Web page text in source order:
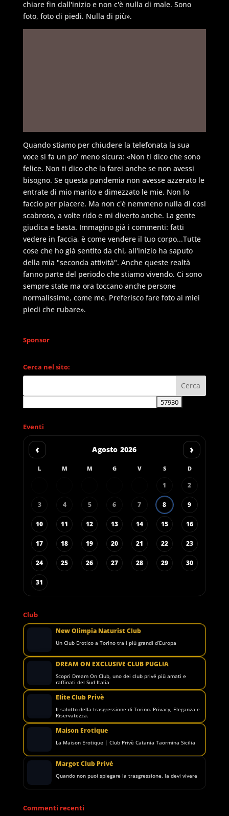
chiare fin dall'inizio e non c'è nulla di male. Sono
foto, foto di piedi. Nulla di più».
Quando stiamo per chiudere la telefonata la sua
voce si fa un po’ meno sicura: «Non ti dico che sono
felice. Non ti dico che lo farei anche se non avessi
bisogno. Se questa pandemia non avesse azzerato le
entrate di mio marito e dimezzato le mie. Non lo
faccio per piacere. Ma non c'è nemmeno nulla di così
scabroso, a volte rido e mi diverto anche. La gente
giudica e basta. Immagino già i commenti: fatti
vedere in faccia, è come vendere il tuo corpo...Tutte
cose che ho già sentito da chi, all'inizio ha saputo
della mia "seconda attività". Anche queste realtà
fanno parte del periodo che stiamo vivendo. Ci sono
sempre state ma ora toccano anche persone
normalissime, come me. Preferisco fare foto ai miei
piedi che rubare».
Sponsor
Cerca nel sito:
Eventi
‹ Agosto 2026 ›
L M M G V S D
1 2
3 4 5 6 7 8 9
10 11 12 13 14 15 16
17 18 19 20 21 22 23
24 25 26 27 28 29 30
31
Club
New Olimpia Naturist Club
Un Club Erotico a Torino tra i più grandi d’Europa
DREAM ON EXCLUSIVE CLUB PUGLIA
Scopri Dream On Club, uno dei club privé più amati e
raffinati del Sud Italia
Elite Club Privè
Il salotto della trasgressione di Torino. Privacy, Eleganza e
Riservatezza.
Maison Erotique
La Maison Erotique | Club Privè Catania Taormina Sicilia
Margot Club Privè
Quando non puoi spiegare la trasgressione, la devi vivere
Commenti recenti